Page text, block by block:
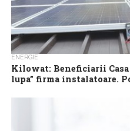
ENERGIE
Kilowat: Beneficiarii Casa
lupa” firma instalatoare.
instalatorul nu reușește
Beneficiarii Casa Verde 2024